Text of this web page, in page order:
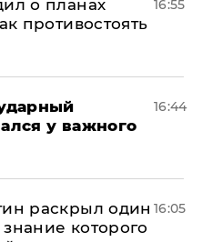
о планах
противостоять
16:55
у важного
16:44
раскрыл один
которого
16:05